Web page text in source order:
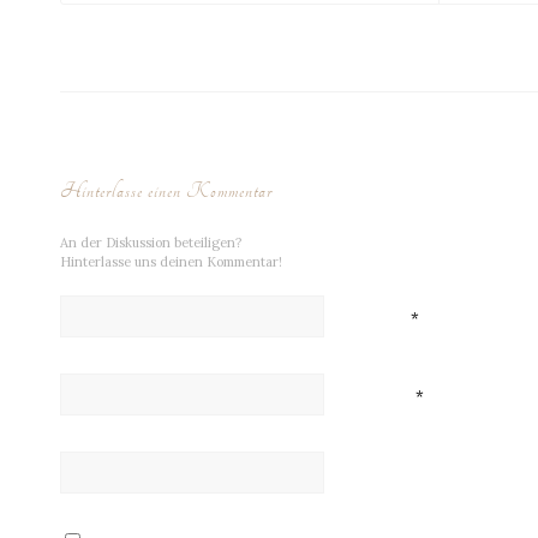
Hinterlasse einen Kommentar
An der Diskussion beteiligen?
Hinterlasse uns deinen Kommentar!
*
*